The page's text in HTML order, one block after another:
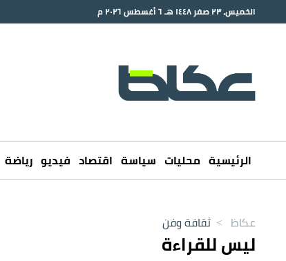
الخميس، ٢٣ صفر ١٤٤٨ هـ ٦ أغسطس ٢٠٢٦ م
الرئيسية محليات سياسة اقتصاد فيديو رياضة
عكاظ > ثقافة وفن
ليس للقراءة